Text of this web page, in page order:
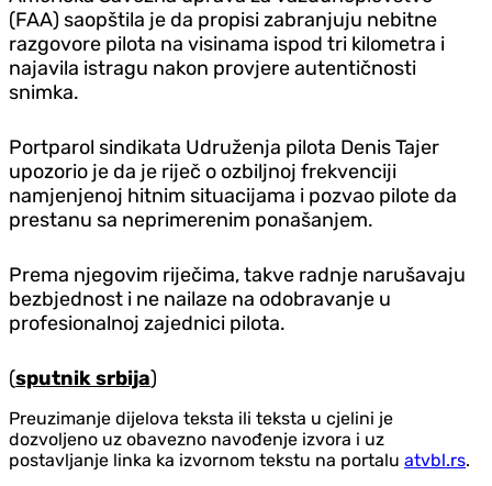
(FAA) saopštila je da propisi zabranjuju nebitne
razgovore pilota na visinama ispod tri kilometra i
najavila istragu nakon provjere autentičnosti
snimka.
Portparol sindikata Udruženja pilota Denis Tajer
upozorio je da je riječ o ozbiljnoj frekvenciji
namjenjenoj hitnim situacijama i pozvao pilote da
prestanu sa neprimerenim ponašanjem.
Prema njegovim riječima, takve radnje narušavaju
bezbjednost i ne nailaze na odobravanje u
profesionalnoj zajednici pilota.
(sputnik srbija)
Preuzimanje dijelova teksta ili teksta u cjelini je
dozvoljeno uz obavezno navođenje izvora i uz
postavljanje linka ka izvornom tekstu na portalu atvbl.rs.